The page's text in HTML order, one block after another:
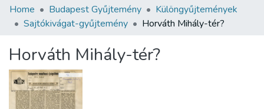
Communities & Collections
Statistics
About us
Home Budapest Gyűjtemény
Különgyűjtemények
Sajtókivágat-gyűjtemény
Horváth Mihály-tér?
Horváth Mihály-tér?